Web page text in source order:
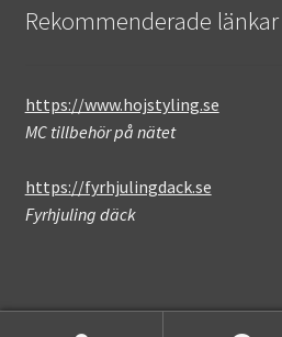
Rekommenderade länkar
https://www.hojstyling.se
MC tillbehör på nätet
https://fyrhjulingdack.se
Fyrhjuling däck